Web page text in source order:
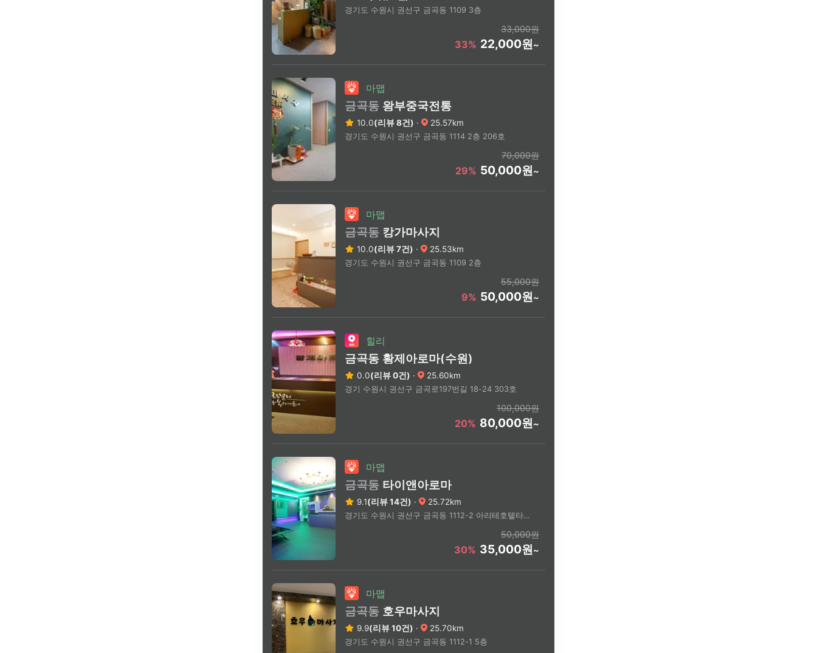
경기도 수원시 권선구 금곡동 1109 3층
33,000원
33% 22,000원~
마맵
금곡동 왕부중국전통
10.0(리뷰 8건) · 25.57km
경기도 수원시 권선구 금곡동 1114 2층 206호
70,000원
29% 50,000원~
마맵
금곡동 캉가마사지
10.0(리뷰 7건) · 25.53km
경기도 수원시 권선구 금곡동 1109 2층
55,000원
9% 50,000원~
힐리
금곡동 황제아로마(수원)
0.0(리뷰 0건) · 25.60km
경기 수원시 권선구 금곡로197번길 18-24 303호
100,000원
20% 80,000원~
마맵
금곡동 타이앤아로마
9.1(리뷰 14건) · 25.72km
경기도 수원시 권선구 금곡동 1112-2 아리테호텔타워 3층
50,000원
30% 35,000원~
마맵
금곡동 호우마사지
9.9(리뷰 10건) · 25.70km
경기도 수원시 권선구 금곡동 1112-1 5층